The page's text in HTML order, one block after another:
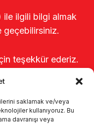
saklamak ve/veya
kullanıyoruz. Bu
davranışı veya
ile ilgili bilgi almak
geçebilirsiniz.
teşekkür ederiz.